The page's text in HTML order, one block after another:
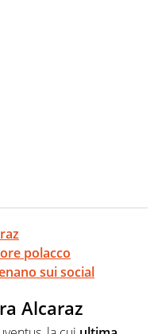
polacco
sui social
Alcaraz